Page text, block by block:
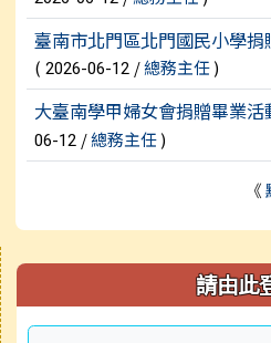
臺南市北門區北門國民小學
( 2026-06-12 /總務主任)
大臺南學甲婦女會捐贈畢業
06-12 /總務主任)
《
右邊區域內容 請由此